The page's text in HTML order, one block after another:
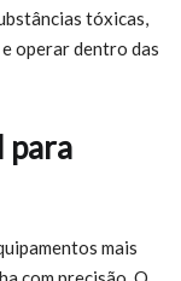
tóxicas,
operar dentro das
para
mais